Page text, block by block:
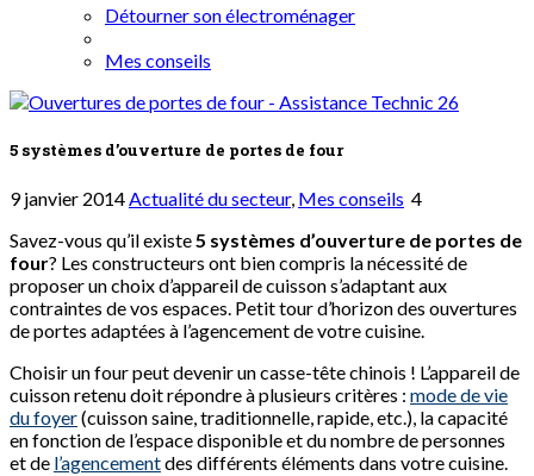
Détourner son électroménager
Mes conseils
5 systèmes d’ouverture de portes de four
9 janvier 2014Actualité du secteur, Mes conseils 4
Savez-vous qu’il existe5 systèmes d’ouverture de portes de
four? Les constructeurs ont bien compris la nécessité de
proposer un choix d’appareil de cuisson s’adaptant aux
contraintes de vos espaces. Petit tour d’horizon des ouvertures
de portes adaptées à l’agencement de votre cuisine.
Choisir un four peut devenir un casse-tête chinois ! L’appareil de
cuisson retenu doit répondre à plusieurs critères : mode de vie
du foyer(cuisson saine, traditionnelle, rapide, etc.), la capacité
en fonction de l’espace disponible et du nombre de personnes
et de l’agencementdes différents éléments dans votre cuisine.